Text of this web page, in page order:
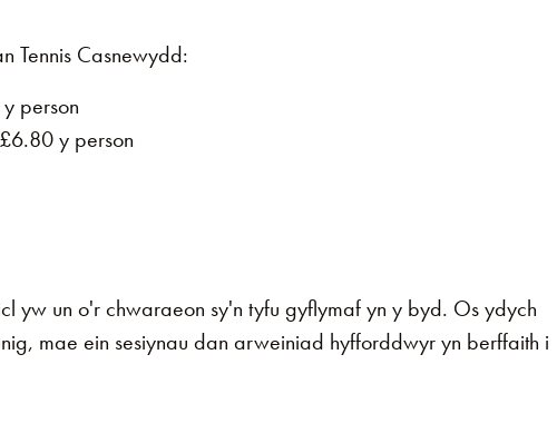
Tennis Casnewydd:
person
y person
yw un o'r chwaraeon sy'n tyfu gyflymaf yn y byd. Os ydych
mae ein sesiynau dan arweiniad hyfforddwyr yn berffaith i